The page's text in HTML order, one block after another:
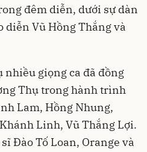
đêm diễn, dưới sự dàn
diễn Vũ Hồng Thắng và
nhiều giọng ca đã đồng
Thụ trong hành trình
Lam, Hồng Nhung,
Linh, Vũ Thắng Lợi.
Đào Tố Loan, Orange và